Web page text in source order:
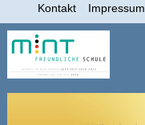
Kontakt Impressum